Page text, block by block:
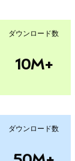
ダウンロード数
10M+
ダウンロード数